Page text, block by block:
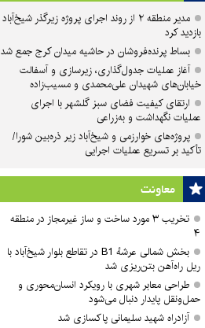
مدیر منطقه ۲ از روند اجرای پروژه زیرگذر شیخ‌آباد
بازدید کرد
بساط پرنده‌فروشان در حاشیه میدان کرج جمع شد
آغاز عملیات جدول‌گذاری، زیرسازی و آسفالت
خیابان‌های شهیدان علی‌محمدی و مسیب‌زاده
ارتقای کیفیت فضای سبز گلشهر با اجرای
عملیات نگهداشت و به‌زراعی
پروژه‌های خوارزمی و شیخ‌آباد زیر ذره‌بین شورا/
تأکید بر تسریع عملیات اجرایی
معاونت
تخریب ۳ مورد ساخت و ساز غیرمجاز در منطقه
۴
بخش شمالی عرشهٔ B1 در تقاطع بلوار شیخ‌آباد با
ریل راه‌آهن بتن‌ریزی شد
طراحی معابر شهری با رویکرد انسان‌محوری و
حمل‌ونقل پایدار دنبال می‌شود
آزادراه شهید سلیمانی پاکسازی شد